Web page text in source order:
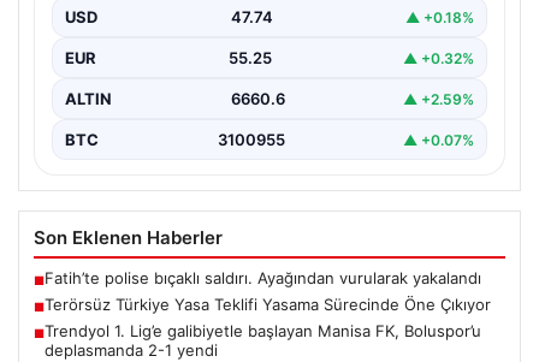
toplumsal bütünleşmeyi güçlendirmeyi amaçlayan yeni
yasa tasarısı…
USD 47.74 ▲ +0.18%
EUR 55.25 ▲ +0.32%
ALTIN 6660.6 ▲ +2.59%
BTC 3100955 ▲ +0.07%
Son Eklenen Haberler
■Fatih’te polise bıçaklı saldırı. Ayağından vurularak yakalandı
■Terörsüz Türkiye Yasa Teklifi Yasama Sürecinde Öne Çıkıyor
■Trendyol 1. Lig’e galibiyetle başlayan Manisa FK, Boluspor’u
deplasmanda 2-1 yendi